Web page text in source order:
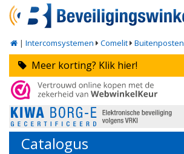
| Intercomsystemen Comelit Buitenposten
Meer korting? Klik hier!
Catalogus